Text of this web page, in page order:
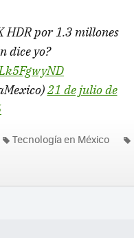
HDR por 1.3 millones
dice yo?
21 de julio de
Tecnología en México